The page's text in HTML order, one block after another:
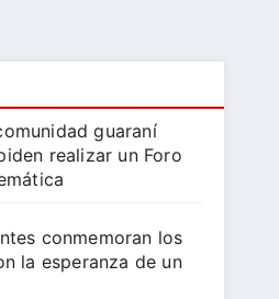
guaraní
realizar un Foro
conmemoran los
la esperanza de un